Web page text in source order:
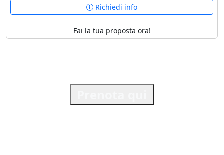
Richiedi info
Fai la tua proposta ora!